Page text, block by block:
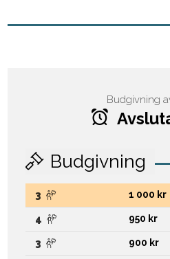
Budgivning
Budgivning
3 1 000 kr
4 950 kr
3 900 kr